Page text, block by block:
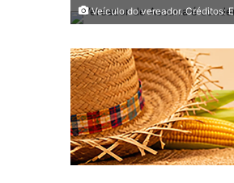
Veículo do vereador. Créditos: